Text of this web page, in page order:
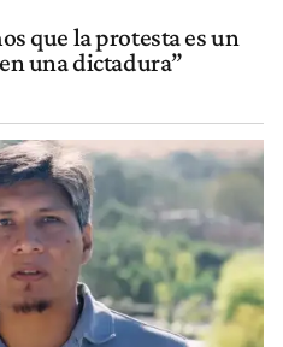
que la protesta es un
una dictadura”